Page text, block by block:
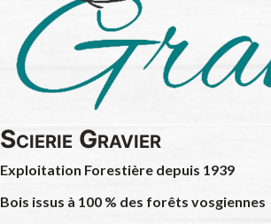
Scierie Gravier
Exploitation Forestière depuis 1939
Bois issus à 100 % des forêts vosgiennes